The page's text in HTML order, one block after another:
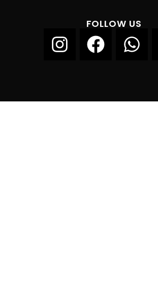
FOLLOW US